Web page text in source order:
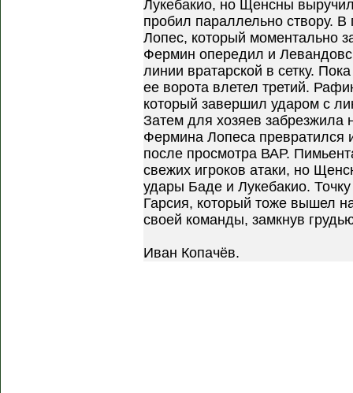
Лукебакио, но Щенсны
пробил параллельно створу.
Лопес, который моментально
Фермин опередил и
линии вратарской в сетку.
ее ворота влетел третий.
который завершил ударом с
Затем для хозяев
Фермина Лопеса превратился
после просмотра ВАР.
свежих игроков атаки, но
удары Баде и Лукебакио.
Гарсия, который тоже вышел
своей команды, замкнув
Иван Копачёв.